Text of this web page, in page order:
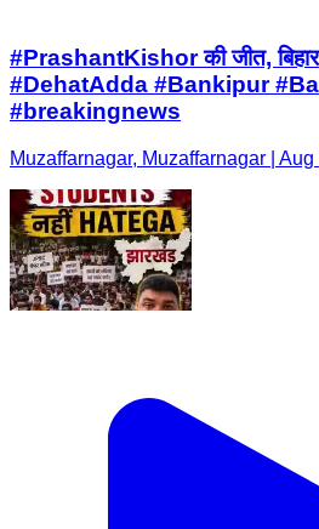
#PrashantKishor की जीत,
#DehatAdda #Bankipur
#breakingnews
Muzaffarnagar, Muzaffarnagar |